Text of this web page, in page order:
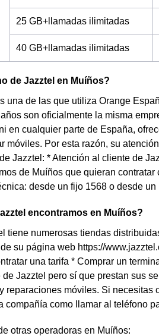
25 GB+llamadas ilimitadas
40 GB+llamadas ilimitadas
de Jazztel en Muíños?
una de las que utiliza Orange
son oficialmente la misma
en cualquier parte de España,
móviles. Por esta razón, su
Jazztel: * Atención al cliente de
de Muíños que quieran
desde un fijo 1568 o desde un
encontramos en Muíños?
tiene numerosas tiendas
su página web https://
una tarifa * Comprar un
Jazztel pero sí que prestan sus
reparaciones móviles. Si necesitas
compañía como llamar al teléfono
otras operadoras en Muíños: